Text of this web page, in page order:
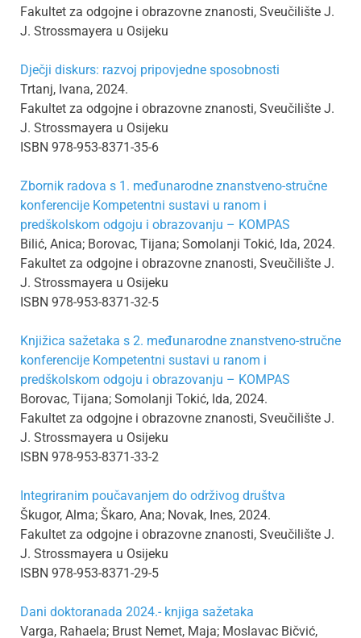
Fakultet za odgojne i obrazovne znanosti, Sveučilište J.
J. Strossmayera u Osijeku
Dječji diskurs: razvoj pripovjedne sposobnosti
Trtanj, Ivana, 2024.
Fakultet za odgojne i obrazovne znanosti, Sveučilište J.
J. Strossmayera u Osijeku
ISBN 978-953-8371-35-6
Zbornik radova s 1. međunarodne znanstveno-stručne
konferencije Kompetentni sustavi u ranom i
predškolskom odgoju i obrazovanju – KOMPAS
Bilić, Anica; Borovac, Tijana; Somolanji Tokić, Ida, 2024.
Fakultet za odgojne i obrazovne znanosti, Sveučilište J.
J. Strossmayera u Osijeku
ISBN 978-953-8371-32-5
Knjižica sažetaka s 2. međunarodne znanstveno-stručne
konferencije Kompetentni sustavi u ranom i
predškolskom odgoju i obrazovanju – KOMPAS
Borovac, Tijana; Somolanji Tokić, Ida, 2024.
Fakultet za odgojne i obrazovne znanosti, Sveučilište J.
J. Strossmayera u Osijeku
ISBN 978-953-8371-33-2
Integriranim poučavanjem do održivog društva
Škugor, Alma; Škaro, Ana; Novak, Ines, 2024.
Fakultet za odgojne i obrazovne znanosti, Sveučilište J.
J. Strossmayera u Osijeku
ISBN 978-953-8371-29-5
Dani doktoranada 2024.- knjiga sažetaka
Varga, Rahaela; Brust Nemet, Maja; Moslavac Bičvić,